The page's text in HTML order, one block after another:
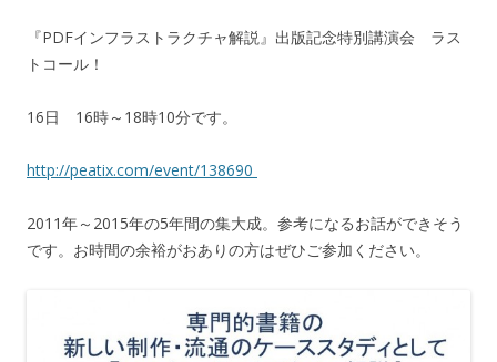
『PDFインフラストラクチャ解説』出版記念特別講演会 ラス
トコール！
16日 16時～18時10分です。
http://peatix.com/event/138690
2011年～2015年の5年間の集大成。参考になるお話ができそう
です。お時間の余裕がおありの方はぜひご参加ください。